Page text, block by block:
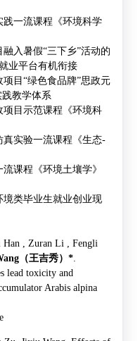
一流课程《环境科学
融入暑假“三下乡”活动的
业平台有机衔接
目 “绿色食品牌”思政元
教学体系
目示范课程《环境科
真实验一流课程《生态-
课程《环境土壤学》
类毕业生就业创业现
Han , Zuran Li , Fengli
（王吉秀） *.
lead toxicity and
Arabis alpina